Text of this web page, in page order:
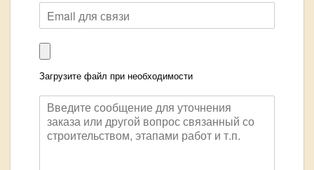
Загрузите файл при необходимости